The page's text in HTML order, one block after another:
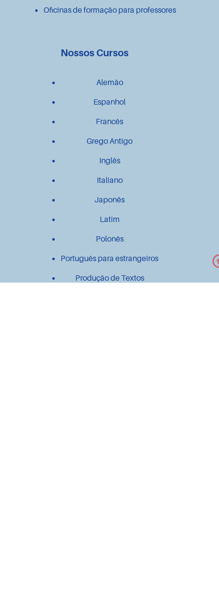
Oficinas de formação para professores
Nossos Cursos
Alemão
Espanhol
Francês
Grego Antigo
Inglês
Italiano
Japonês
Latim
Polonês
Português para estrangeiros
Produção de Textos